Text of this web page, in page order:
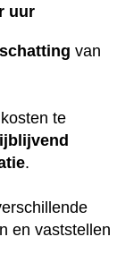
uur
schatting van
te
.
en vaststellen